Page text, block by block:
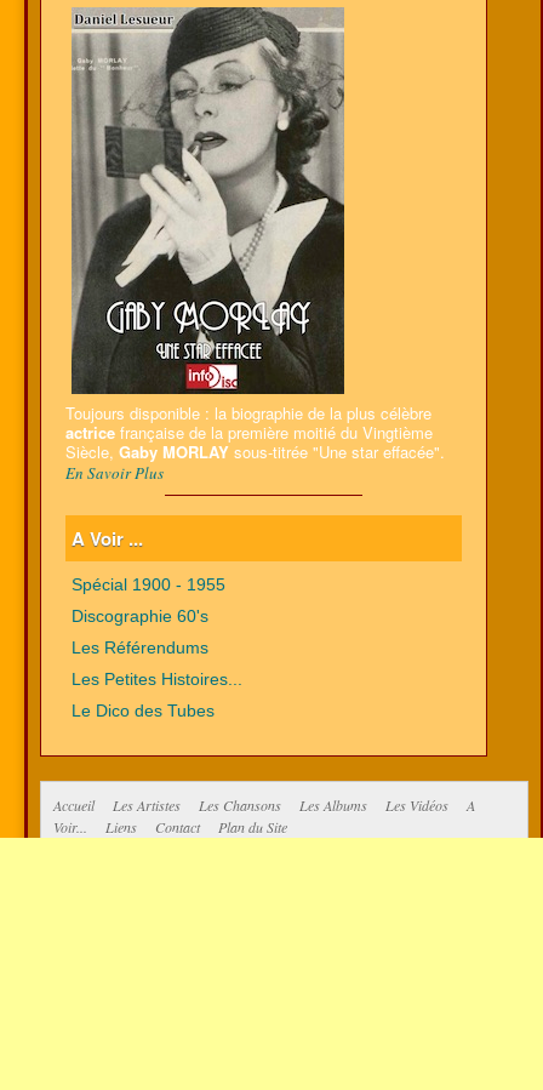
Toujours disponible : la biographie de la plus célèbre
actrice française de la première moitié du Vingtième
Siècle, Gaby MORLAY sous-titrée "Une star effacée".
En Savoir Plus
A Voir ...
Spécial 1900 - 1955
Discographie 60's
Les Référendums
Les Petites Histoires...
Le Dico des Tubes
Accueil Les Artistes Les Chansons Les Albums Les Vidéos
A
Voir...
Liens Contact Plan du Site